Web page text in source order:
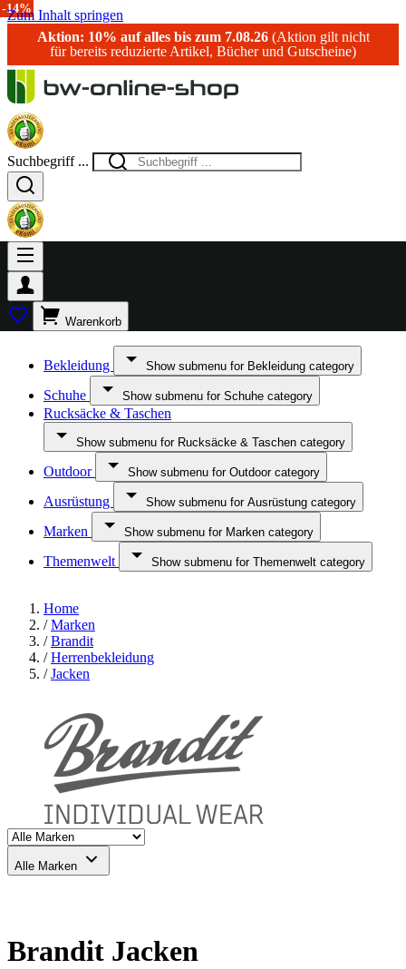
Zum Inhalt springen
Aktion: 10% auf alles bis zum 7.08.26(Aktion gilt nicht
für bereits reduzierte Artikel, Bücher und Gutscheine)
Suchbegriff ...
Warenkorb
Bekleidung Show submenu for Bekleidung category
Schuhe Show submenu for Schuhe category
Rucksäcke & Taschen
Show submenu for Rucksäcke & Taschen category
Outdoor Show submenu for Outdoor category
Ausrüstung Show submenu for Ausrüstung category
Marken Show submenu for Marken category
Themenwelt Show submenu for Themenwelt category
Home
/ Marken
/ Brandit
/ Herrenbekleidung
/ Jacken
Alle Marken
Brandit Jacken
-14%